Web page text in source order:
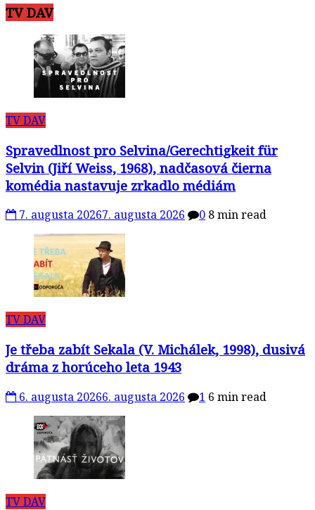
TV DAV
Spravedlnost pro Selvina/Gerechtigkeit für
komédia nastavuje zrkadlo médiám
7. augusta 20267. augusta 2026 08 min read
TV DAV
Je třeba zabít Sekala (V. Michálek, 1998), dusivá
6. augusta 20266. augusta 2026
TV DAV
Pätnásť životov (Karol Spišák, 1974), dráma z